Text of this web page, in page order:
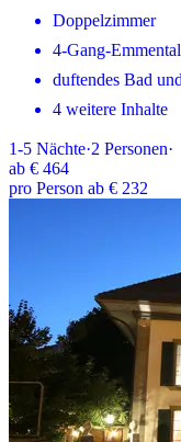
Doppelzimmer
4-Gang-
duftendes Bad
4 weitere Inhalte
1-5 Nächte·2 Personen·
ab € 464
pro Person ab € 232